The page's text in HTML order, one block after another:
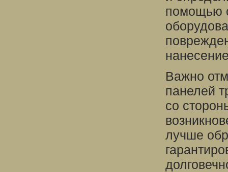
помощью
Важно
панелей
со
лучше